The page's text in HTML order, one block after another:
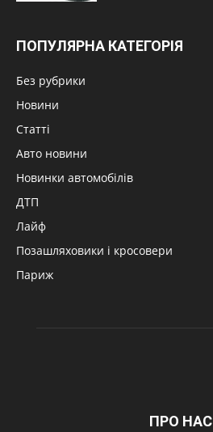
ПОПУЛЯРНА КАТЕГОРІЯ
Без рубрики
Новини
Статті
Авто новини
Новинки автомобілів
ДТП
Лайф
Позашляховики і кросовери
Париж
ПРО НАС